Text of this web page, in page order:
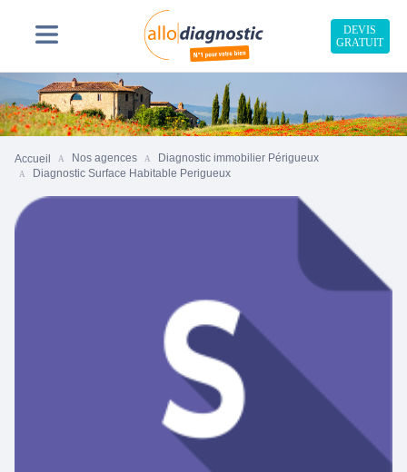
DEVIS
GRATUIT
Accueil Nos agences
Diagnostic immobilier Périgueux
Diagnostic Surface Habitable Perigueux